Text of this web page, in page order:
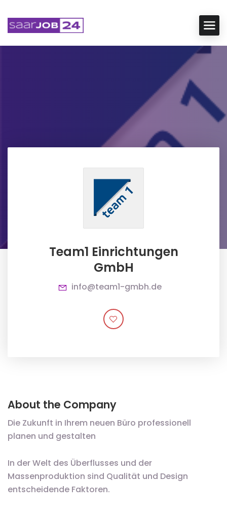
Team1 Einrichtungen
GmbH
info@team1-gmbh.de
About the Company
Die Zukunft in Ihrem neuen Büro professionell
planen und gestalten
In der Welt des Überflusses und der
Massenproduktion sind Qualität und Design
entscheidende Faktoren.